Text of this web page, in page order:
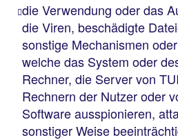
die Verwendung oder das
die Viren, beschädigte
sonstige Mechanismen
welche das System oder
Rechner, die Server von
Rechnern der Nutzer oder
Software ausspionieren,
sonstiger Weise